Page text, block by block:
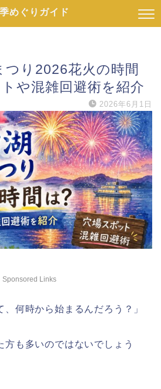
めぐりガイド
つり2026花火の時間
や混雑回避術を紹介
2026年6月1日
Sponsored Links
、何時から始まるんだろう？」
方も多いのではないでしょう